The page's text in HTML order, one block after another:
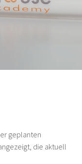
geplanten
die aktuell